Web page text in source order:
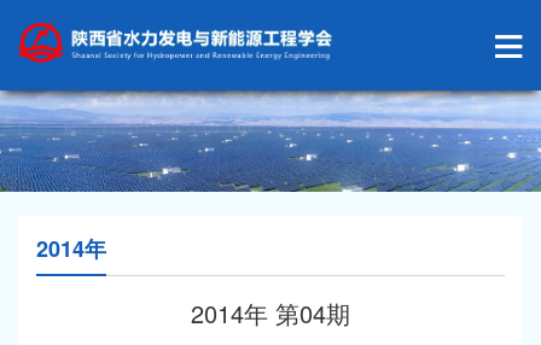
2014年
2014年 第04期